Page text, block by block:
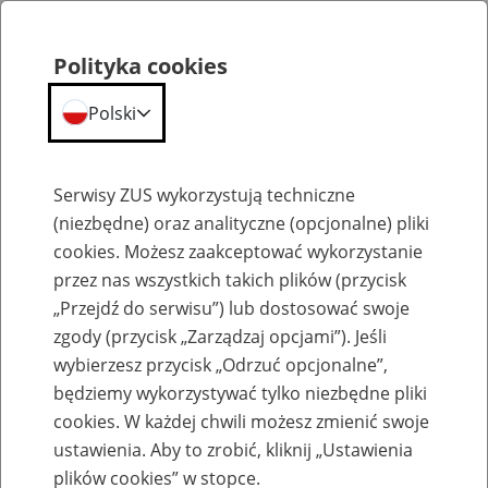
Emerytury
Baza zlikwidowanych lub
przekształconych zakładów pracy
Polityka cookies
Polski
Serwisy ZUS wykorzystują techniczne
(niezbędne) oraz analityczne (opcjonalne) pliki
cookies. Możesz zaakceptować wykorzystanie
przez nas wszystkich takich plików (przycisk
„Przejdź do serwisu”) lub dostosować swoje
zgody (przycisk „Zarządzaj opcjami”). Jeśli
wybierzesz przycisk „Odrzuć opcjonalne”,
będziemy wykorzystywać tylko niezbędne pliki
cookies. W każdej chwili możesz zmienić swoje
ustawienia. Aby to zrobić, kliknij „Ustawienia
plików cookies” w stopce.